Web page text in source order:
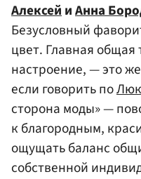
АлексейиАнна
Безусловный
цвет. Главная общая
настроение, — это
если говорить по
сторона моды» —
к благородным,
ощущать баланс
собственной